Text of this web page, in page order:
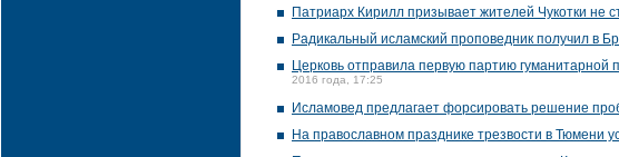
Патриарх Кирилл призывает жителей Чукотки не
Радикальный исламский проповедник получил в
Церковь отправила первую партию
2016 года, 17:25
Исламовед предлагает форсировать решение
На православном празднике трезвости в Тюмени